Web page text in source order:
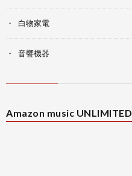
白物家電
音響機器
Amazon music UNLIMITED